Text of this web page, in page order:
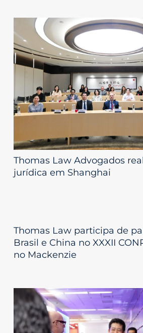
Thomas Law Advogados
jurídica em Shanghai
Thomas Law participa de
Brasil e China no XXXII
no Mackenzie